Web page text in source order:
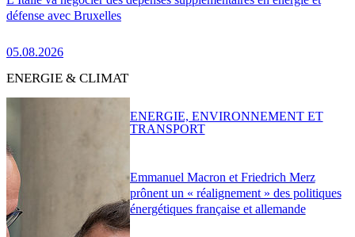
défense avec Bruxelles
05.08.2026
ENERGIE & CLIMAT
Emmanuel Macron et Friedrich Merz
prônent un « réalignement » des politiques
énergétiques française et allemande
ENERGIE, ENVIRONNEMENT ET
TRANSPORT